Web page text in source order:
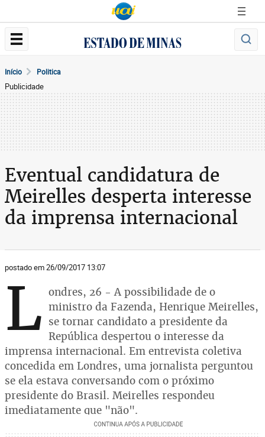
Início Politica
Publicidade
Eventual candidatura de
Meirelles desperta interesse
da imprensa internacional
postado em 26/09/2017 13:07
L ondres, 26 - A possibilidade de o
ministro da Fazenda, Henrique Meirelles,
se tornar candidato a presidente da
República despertou o interesse da
imprensa internacional. Em entrevista coletiva
concedida em Londres, uma jornalista perguntou
se ela estava conversando com o próximo
presidente do Brasil. Meirelles respondeu
imediatamente que "não".